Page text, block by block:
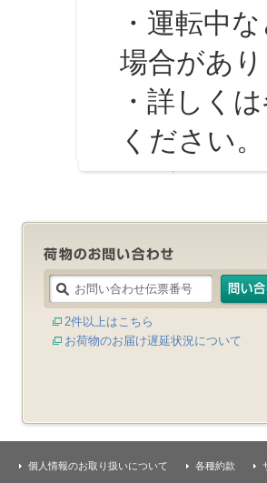
・運転中な
場合があり
・詳しくは
ください。
2件以上はこちら
お荷物のお届け遅延状況について
個人情報のお取り扱いについて 各種約款